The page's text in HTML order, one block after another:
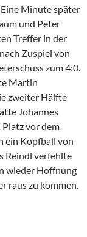
Minute später
und Peter
Treffer in der
Zuspiel von
zum 4:0.
Martin
zweiter Hälfte
Johannes
vor dem
ein Kopfball von
Reindl verfehlte
wieder Hoffnung
raus zu kommen.